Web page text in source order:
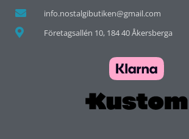
info.nostalgibutiken@gmail.com
Företagsallén 10, 184 40 Åkersberga